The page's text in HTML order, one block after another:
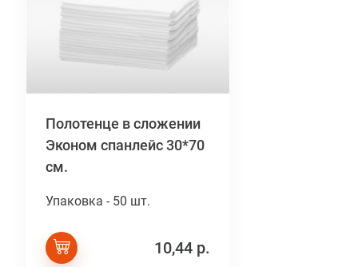
Полотенце в сложении
Эконом спанлейс 30*70
см.
Упаковка - 50 шт.
10,44 р.